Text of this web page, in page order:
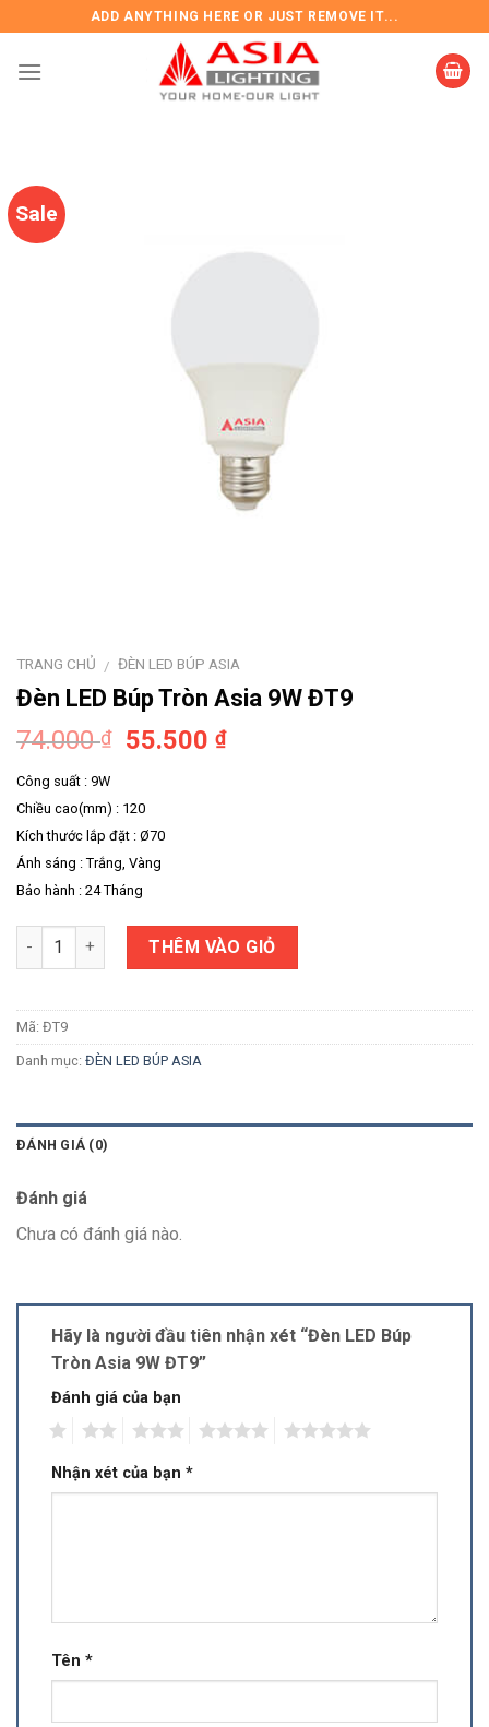
content
ADD ANYTHING HERE OR JUST REMOVE IT...
Sale
TRANG CHỦ / ĐÈN LED BÚP ASIA
Đèn LED Búp Tròn Asia 9W ĐT9
74.000₫ 55.500₫
Công suất : 9W
Chiều cao(mm) : 120
Kích thước lắp đặt : Ø70
Ánh sáng : Trắng, Vàng
Bảo hành : 24 Tháng
Số lượng THÊM VÀO GIỎ
Mã: ĐT9
Danh mục: ĐÈN LED BÚP ASIA
ĐÁNH GIÁ (0)
Đánh giá
Chưa có đánh giá nào.
Hãy là người đầu tiên nhận xét “Đèn LED Búp
Tròn Asia 9W ĐT9”
Đánh giá của bạn
Nhận xét của bạn *
Tên *